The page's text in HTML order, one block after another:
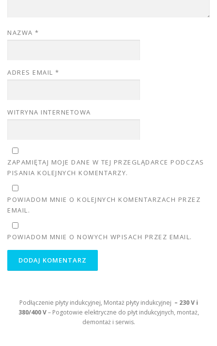
NAZWA *
ADRES EMAIL *
WITRYNA INTERNETOWA
ZAPAMIĘTAJ MOJE DANE W TEJ PRZEGLĄDARCE PODCZAS
PISANIA KOLEJNYCH KOMENTARZY.
POWIADOM MNIE O KOLEJNYCH KOMENTARZACH PRZEZ
EMAIL.
POWIADOM MNIE O NOWYCH WPISACH PRZEZ EMAIL.
Podłączenie płyty indukcyjnej, Montaż płyty indukcyjnej – 230 V i
380/400 V– Pogotowie elektryczne do płyt indukcyjnych, montaż,
demontaż i serwis.